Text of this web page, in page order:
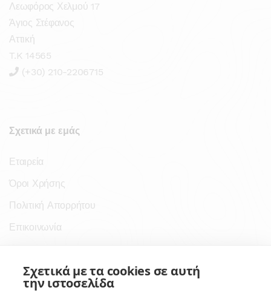
Λεωφόρος Χελμού 17
Άγιος Στέφανος
Αττική
T.K 14565
(+30) 210-2206715
Σχετικά με εμάς
Εταιρεία
Όροι Χρήσης
Πολιτική Απορρήτου
Επικοινωνία
Σύνδεσμοι
Σχετικά με τα cookies σε αυτή
την ιστοσελίδα